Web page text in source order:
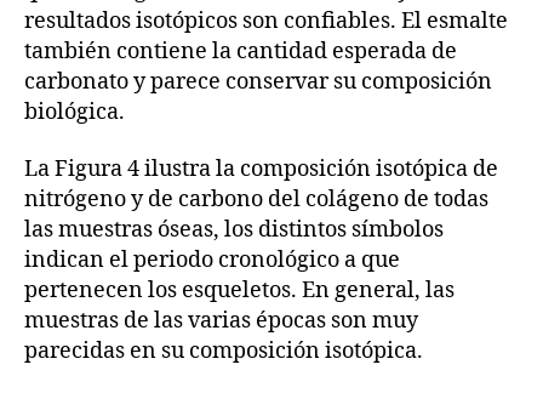
resultados isotópicos son confiables. El esmalte
también contiene la cantidad esperada de
carbonato y parece conservar su composición
biológica.
La Figura 4 ilustra la composición isotópica de
nitrógeno y de carbono del colágeno de todas
las muestras óseas, los distintos símbolos
indican el periodo cronológico a que
pertenecen los esqueletos. En general, las
muestras de las varias épocas son muy
parecidas en su composición isotópica.